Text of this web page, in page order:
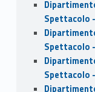
Spettacolo
Spettacolo
Spettacolo